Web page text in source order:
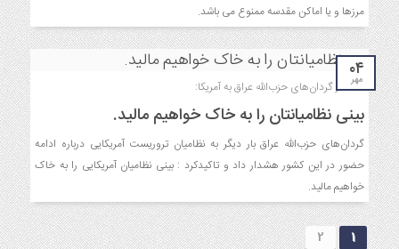
مرزها و یا اماکن مقدسه ممنوع می باشد.
۰۴
مهر
هشدار گردان‌های حزب‌الله عراق به آمریکا:
بینی نظامیانتان را به خاک خواهیم مالید.
گردان‌های حزب‌الله عراق بار دیگر به نظامیان تروریست آمریکایی درباره ادامه
حضور در این کشور هشدار داد و تاکیدکرد : بینی نظامیان آمریکایی را به خاک
خواهیم مالید.
1
2